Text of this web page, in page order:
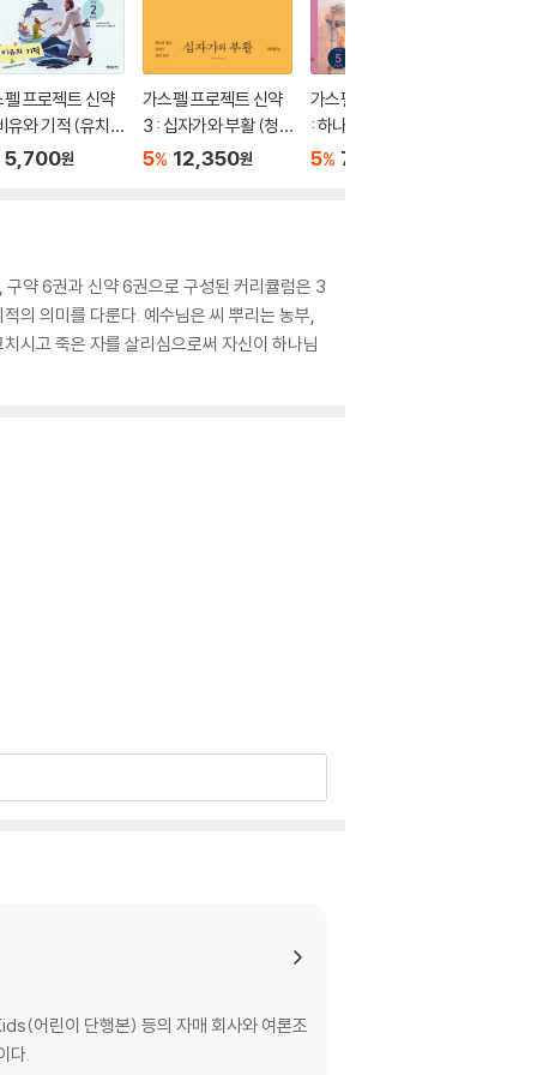
프로젝트 신약
유와 기적 (유치
5,700원
가스펠 프로젝트 신약
3 : 십자가와 부활 (청
장년 인도자용)
5% 12,350원
가스펠 프로젝트신약 5
: 하나님의 편지(영유
아부)
5% 7,600
, 구약 6권과 신약 6권으로 구성된 커리큘럼은 3
의 의미를 다룬다. 예수님은 씨 뿌리는 농부,
시고 죽은 자를 살리심으로써 자신이 하나님
어린이 단행본) 등의 자매 회사와 여론조
다.